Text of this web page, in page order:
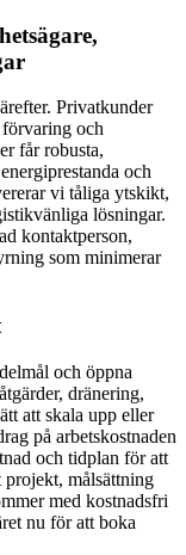
Privatkunder
och
får robusta,
och
vi tåliga ytskikt,
lösningar.
kontaktperson,
som minimerar
och öppna
dränering,
att skala upp eller
på arbetskostnaden
och tidplan för att
målsättning
med kostnadsfri
nu för att boka